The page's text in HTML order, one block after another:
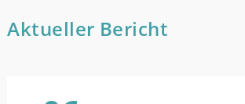
Aktueller Bericht